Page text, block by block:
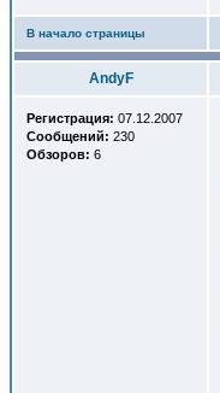
В начало страницы
AndyF
Регистрация: 07.12.2007
Сообщений: 230
Обзоров: 6